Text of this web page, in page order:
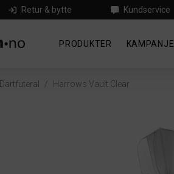
Retur & bytte Kundservice
PRODUKTER KAMPANJE
Dartfuteral / Harrows Vault Clear